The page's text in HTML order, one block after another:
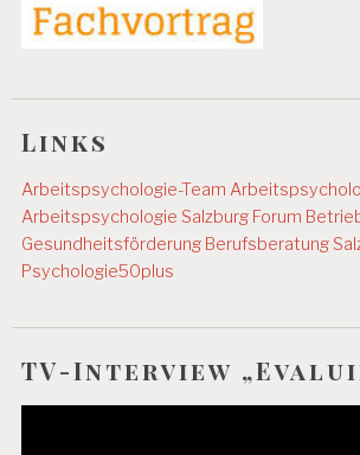
Links
Arbeitspsychologie-Team
Arbeitspsychologie Salzburg Forum
Gesundheitsförderung Berufsberatung
Psychologie50plus
TV-Interview